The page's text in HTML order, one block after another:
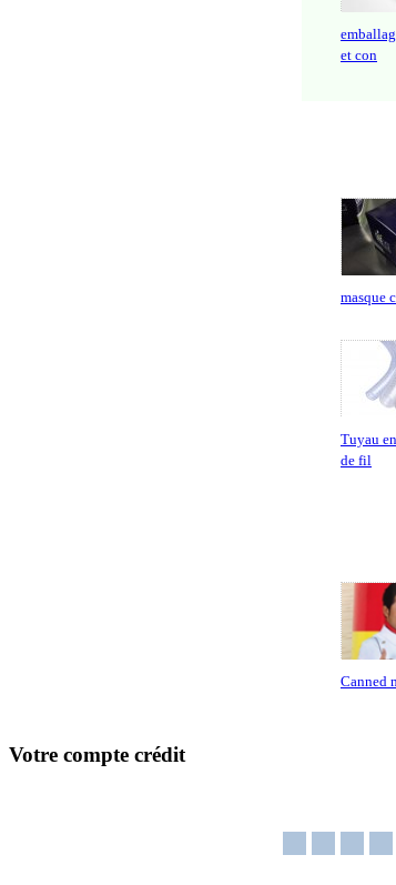
et con
masque
Tuyau
de fil
Canned
Votre compte crédit